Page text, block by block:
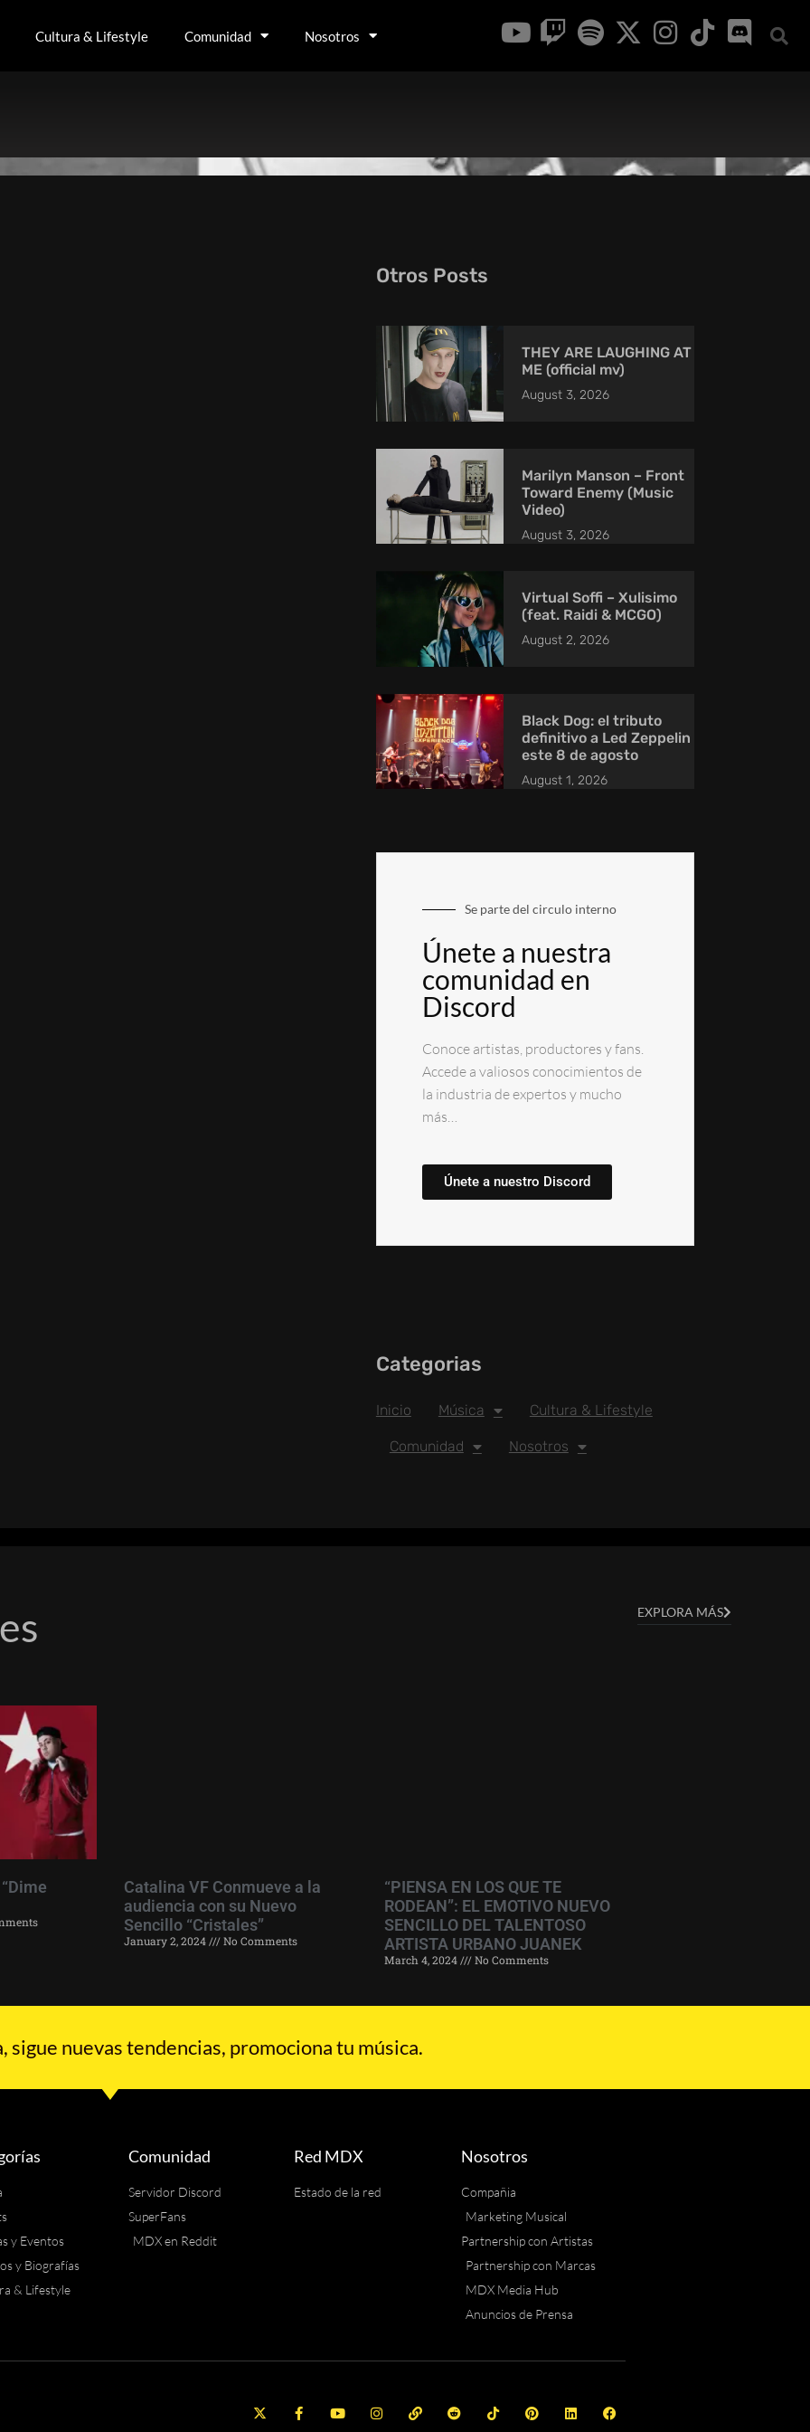
Cultura & Lifestyle Comunidad Nosotros
Otros Posts
THEY ARE LAUGHING AT
ME (official mv)
August 3, 2026
Marilyn Manson – Front
Toward Enemy (Music
Video)
August 3, 2026
Virtual Soffi – Xulisimo
(feat. Raidi & MCGO)
August 2, 2026
Black Dog: el tributo
definitivo a Led Zeppelin
este 8 de agosto
August 1, 2026
Se parte del circulo interno
Únete a nuestra
comunidad en
Discord
Conoce artistas, productores y fans.
Accede a valiosos conocimientos de
la industria de expertos y mucho
más…
Únete a nuestro Discord
Categorias
Inicio Música Cultura & Lifestyle
Comunidad Nosotros
EXPLORA MÁS
Catalina VF Conmueve a la
audiencia con su Nuevo
Sencillo “Cristales”
January 2, 2024 No Comments
“PIENSA EN LOS QUE TE
RODEAN”: EL EMOTIVO NUEVO
SENCILLO DEL TALENTOSO
ARTISTA URBANO JUANEK
March 4, 2024 No Comments
sigue nuevas tendencias, promociona tu música.
y Eventos
y Biografías
& Lifestyle
Comunidad
Servidor Discord
SuperFans
MDX en Reddit
Red MDX
Estado de la red
Nosotros
Compañia
Marketing Musical
Partnership con Artistas
Partnership con Marcas
MDX Media Hub
Anuncios de Prensa